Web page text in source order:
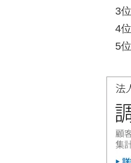
3
4
5